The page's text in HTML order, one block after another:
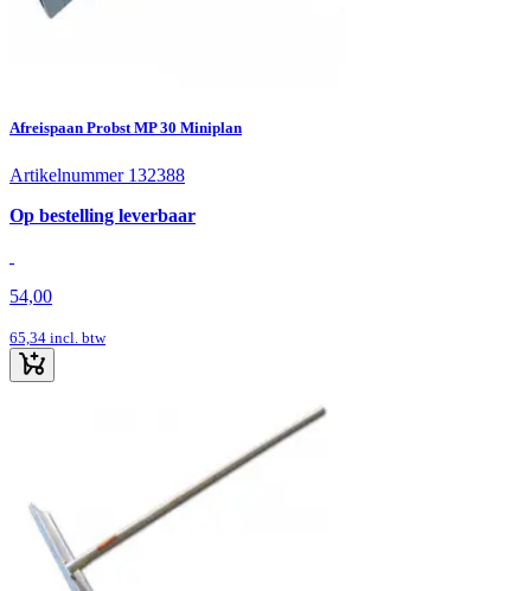
Afreispaan Probst MP 30 Miniplan
Artikelnummer 132388
Op bestelling leverbaar
54,00
65,34 incl. btw